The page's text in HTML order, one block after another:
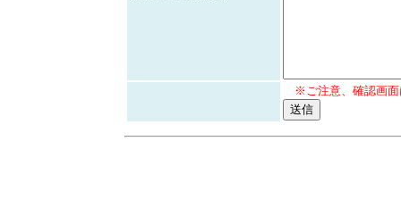
※ご注意、確認画面